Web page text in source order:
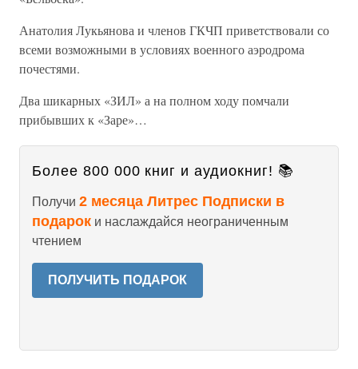
Анатолия Лукьянова и членов ГКЧП приветствовали со
всеми возможными в условиях военного аэродрома
почестями.
Два шикарных «ЗИЛ» а на полном ходу помчали
прибывших к «Заре»…
Более 800 000 книг и аудиокниг! 📚
Получи 2 месяца Литрес Подписки в
подарок и наслаждайся неограниченным
чтением
ПОЛУЧИТЬ ПОДАРОК